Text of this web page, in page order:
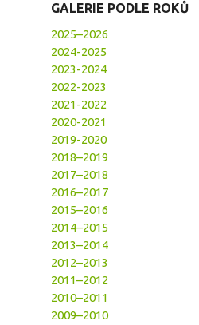
GALERIE PODLE ROKŮ
2025–2026
2024-2025
2023-2024
2022-2023
2021-2022
2020-2021
2019-2020
2018–2019
2017–2018
2016–2017
2015–2016
2014–2015
2013–2014
2012–2013
2011–2012
2010–2011
2009–2010